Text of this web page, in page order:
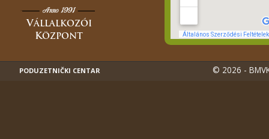
PODUZETNIČKI CENTAR © 2026 -